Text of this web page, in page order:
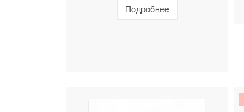
Подробнее